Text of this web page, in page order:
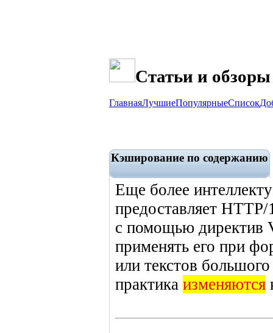
Статьи и обзоры
ГлавнаяЛучшиеПопулярныеСписок
Кэширование по содержанию
Еще более
предоставляет
с помощью директив
применять его при
или текстов
практика изменяются